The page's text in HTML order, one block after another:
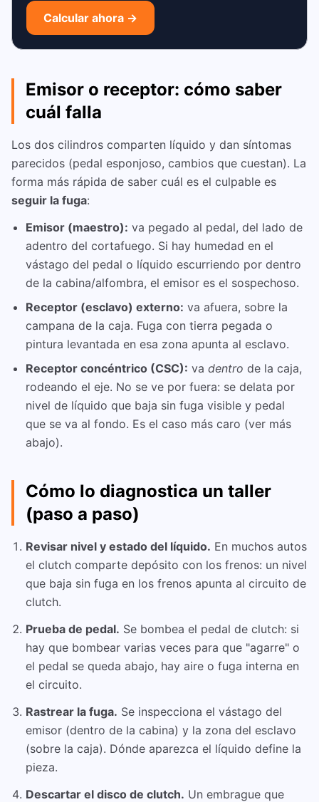
Calcular ahora →
Emisor o receptor: cómo saber
cuál falla
Los dos cilindros comparten líquido y dan síntomas
parecidos (pedal esponjoso, cambios que cuestan). La
forma más rápida de saber cuál es el culpable es
seguir la fuga:
Emisor (maestro): va pegado al pedal, del lado de
adentro del cortafuego. Si hay humedad en el
vástago del pedal o líquido escurriendo por dentro
de la cabina/alfombra, el emisor es el sospechoso.
Receptor (esclavo) externo: va afuera, sobre la
campana de la caja. Fuga con tierra pegada o
pintura levantada en esa zona apunta al esclavo.
Receptor concéntrico (CSC): va dentro de la caja,
rodeando el eje. No se ve por fuera: se delata por
nivel de líquido que baja sin fuga visible y pedal
que se va al fondo. Es el caso más caro (ver más
abajo).
Cómo lo diagnostica un taller
(paso a paso)
Revisar nivel y estado del líquido. En muchos autos
el clutch comparte depósito con los frenos: un nivel
que baja sin fuga en los frenos apunta al circuito de
clutch.
Prueba de pedal. Se bombea el pedal de clutch: si
hay que bombear varias veces para que "agarre" o
el pedal se queda abajo, hay aire o fuga interna en
el circuito.
Rastrear la fuga. Se inspecciona el vástago del
emisor (dentro de la cabina) y la zona del esclavo
(sobre la caja). Dónde aparezca el líquido define la
pieza.
Descartar el disco de clutch. Un embrague que